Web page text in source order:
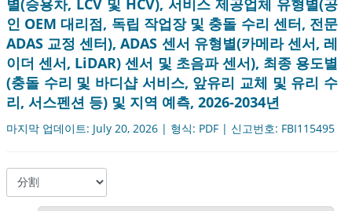
별(승용차, LCV 및 HCV), 서비스 제공업체 유형별(공
인 OEM 대리점, 독립 작업장 및 충돌 수리 센터, 전문
ADAS 교정 센터), ADAS 센서 유형별(카메라 센서, 레
이더 센서, LiDAR) 센서 및 초음파 센서), 최종 용도별
(충돌 수리 및 바디샵 서비스, 앞유리 교체 및 유리 수
리, 서스펜션 등) 및 지역 예측, 2026-2034년
마지막 업데이트: July 20, 2026 | 형식: PDF | 신고번호: FBI115495